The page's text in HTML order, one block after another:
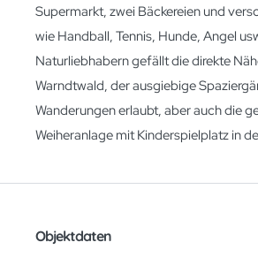
Supermarkt, zwei Bäckereien und
wie Handball, Tennis, Hunde, Angel
Naturliebhabern gefällt die direkte
Warndtwald, der ausgiebige
Wanderungen erlaubt, aber auch die
Weiheranlage mit Kinderspielplatz in
Objektdaten